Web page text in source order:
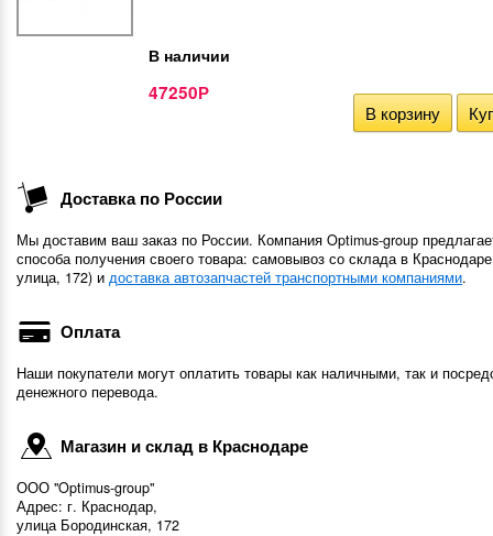
В наличии
47250Р
В корзину
Доставка по России
Мы доставим ваш заказ по России. Компания Optimus-group
способа получения своего товара: самовывоз со склада в
улица, 172) и доставка автозапчастей транспортными компаниями.
Оплата
Наши покупатели могут оплатить товары как наличными, так и
денежного перевода.
Магазин и склад в Краснодаре
ООО "Optimus-group"
Адрес: г. Краснодар,
улица Бородинская, 172